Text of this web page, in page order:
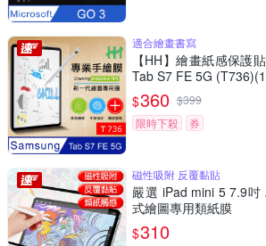
適合繪畫書寫
【HH】繪畫紙感保護
Tab S7 FE 5G
$360 $399
限時下殺
券
磁性吸附 反覆黏貼
嚴選 iPad mini 5 7.9
式繪圖專用類紙膜
$310